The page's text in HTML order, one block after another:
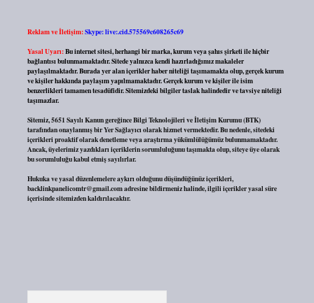
Reklam ve İletişim:Skype: live:.cid.575569c608265c69
Yasal Uyarı:Bu internet sitesi, herhangi bir marka, kurum veya şahıs şirketi ile hiçbir
bağlantısı bulunmamaktadır. Sitede yalnızca kendi hazırladığımız makaleler
paylaşılmaktadır. Burada yer alan içerikler haber niteliği taşımamakta olup, gerçek kurum
ve kişiler hakkında paylaşım yapılmamaktadır. Gerçek kurum ve kişiler ile isim
benzerlikleri tamamen tesadüfidir. Sitemizdeki bilgiler taslak halindedir ve tavsiye niteliği
taşımazlar.
Sitemiz, 5651 Sayılı Kanun gereğince Bilgi Teknolojileri ve İletişim Kurumu (BTK)
tarafından onaylanmış bir Yer Sağlayıcı olarak hizmet vermektedir. Bu nedenle, sitedeki
içerikleri proaktif olarak denetleme veya araştırma yükümlülüğümüz bulunmamaktadır.
Ancak, üyelerimiz yazdıkları içeriklerin sorumluluğunu taşımakta olup, siteye üye olarak
bu sorumluluğu kabul etmiş sayılırlar.
Hukuka ve yasal düzenlemelere aykırı olduğunu düşündüğünüz içerikleri,
backlinkpanelicomtr@gmail.comadresine bildirmeniz halinde, ilgili içerikler yasal süre
içerisinde sitemizden kaldırılacaktır.